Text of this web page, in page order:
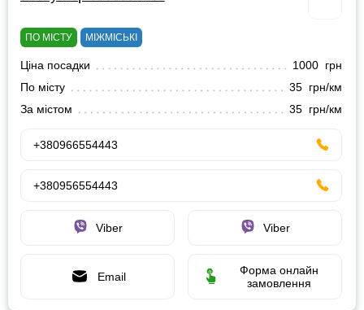
ПО МІСТУ МІЖМІСЬКІ
Ціна посадки
1000 грн
По місту
35 грн/км
За містом
35 грн/км
+380966554443
+380956554443
Viber Viber
Email
Форма онлайн
замовлення